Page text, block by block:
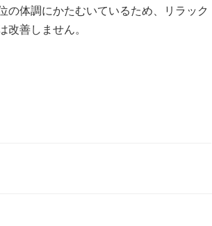
の体調にかたむいているため、リラック
改善しません。